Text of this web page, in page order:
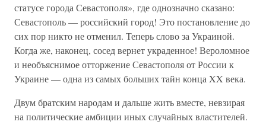
статусе города Севастополя», где однозначно сказано:
Севастополь — российский город! Это постановление до
сих пор никто не отменил. Теперь слово за Украиной.
Когда же, наконец, сосед вернет украденное! Вероломное
и необъяснимое отторжение Севастополя от России к
Украине — одна из самых больших тайн конца XX века.
Двум братским народам и дальше жить вместе, невзирая
на политические амбиции иных случайных властителей.